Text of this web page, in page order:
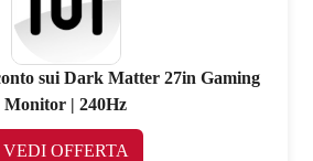
sui Dark Matter 27in Gaming
Monitor | 240Hz
VEDI OFFERTA